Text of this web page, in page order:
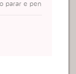
parar e pen
met